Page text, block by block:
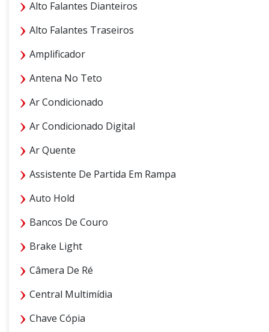
Alto Falantes Dianteiros
Alto Falantes Traseiros
Amplificador
Antena No Teto
Ar Condicionado
Ar Condicionado Digital
Ar Quente
Assistente De Partida Em Rampa
Auto Hold
Bancos De Couro
Brake Light
Câmera De Ré
Central Multimídia
Chave Cópia